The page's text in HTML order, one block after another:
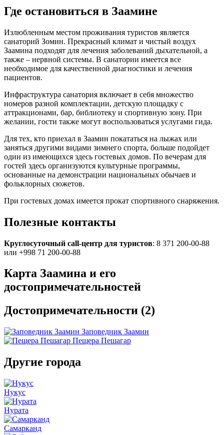
Где остановиться в Заамине
Излюбленным местом проживания туристов является
санаторий Зомин. Прекрасный климат и чистый воздух
Заамина подходят для лечения заболеваний дыхательной, а
также – нервной системы. В санатории имеется все
необходимое для качественной диагностики и лечения
пациентов.
Инфраструктура санатория включает в себя множество
номеров разной комплектации, детскую площадку с
аттракционами, бар, библиотеку и спортивную зону. При
желании, гости также могут воспользоваться услугами гида.
Для тех, кто приехал в Заамин покататься на лыжах или
заняться другими видами зимнего спорта, больше подойдет
один из имеющихся здесь гостевых домов. По вечерам для
гостей здесь организуются культурные программы,
основанные на демонстрации национальных обычаев и
фольклорных сюжетов.
При гостевых домах имеется прокат спортивного снаряжения.
Полезные контакты
Круглосуточный call-центр для туристов: 8 371 200-00-88
или +998 71 200-00-88
Карта Заамина и его
достопримечательностей
Достопримечательности (2)
Заповедник Заамин
Пещера Пешагар
Другие города
Нукус
Нурата
Самарканд